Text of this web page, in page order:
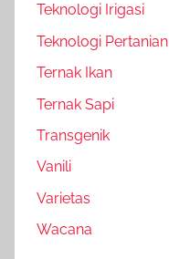
Teknologi Irigasi
Teknologi Pertanian
Ternak Ikan
Ternak Sapi
Transgenik
Vanili
Varietas
Wacana